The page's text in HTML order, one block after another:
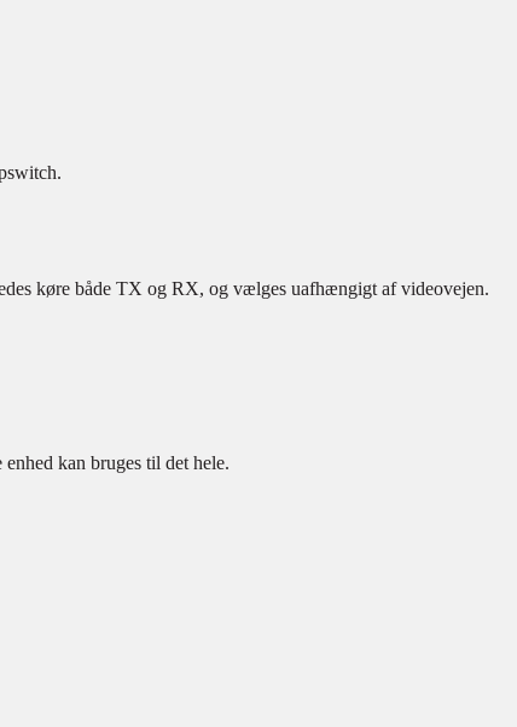
køre både TX og RX, og vælges uafhængigt af videovejen.
kan bruges til det hele.